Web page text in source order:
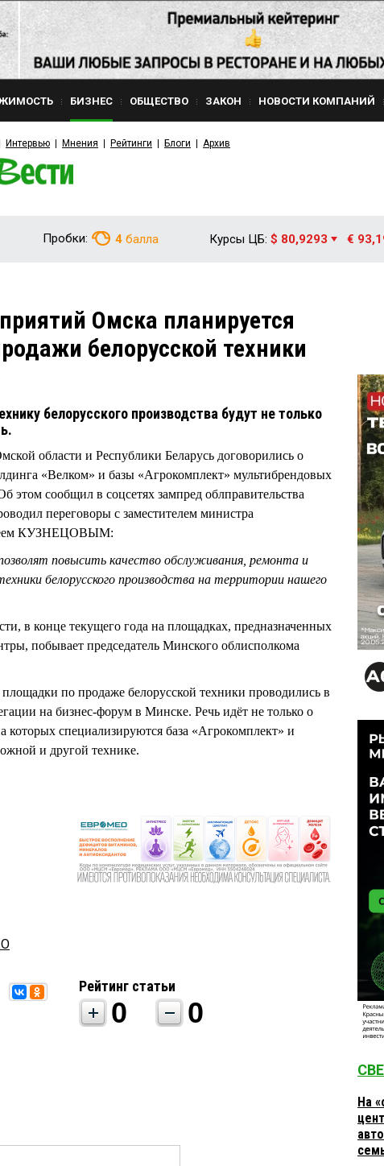
БИЗНЕС ОБЩЕСТВО ЗАКОН НОВОСТИ КОМПАНИЙ
Интервью Мнения Рейтинги Блоги Архив
Пробки: 4 балла Курсы ЦБ: $ 80,9293 €
Омска планируется
белорусской техники
белорусского производства будут не только
области и Республики Беларусь договорились о
«Велком» и базы «Агрокомплект» мультибрендовых
этом сообщил в соцсетях зампред облправительства
переговоры с заместителем министра
КУЗНЕЦОВЫМ:
повысить качество обслуживания, ремонта и
белорусского производства на территории нашего
в конце текущего года на площадках, предназначенных
побывает председатель Минского облисполкома
по продаже белорусской техники проводились в
на бизнес-форум в Минске. Речь идёт не только о
которых специализируются база «Агрокомплект» и
и другой технике.
Рейтинг статьи
0 0
На